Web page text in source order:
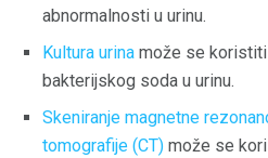
abnormalnosti u urinu.
Kultura urina može se
bakterijskog soda u urinu.
Skeniranje magnetne
tomografije (CT) može se